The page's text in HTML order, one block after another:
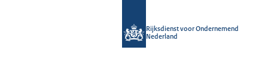
Rijksdienst voor Ondernemend
Nederland